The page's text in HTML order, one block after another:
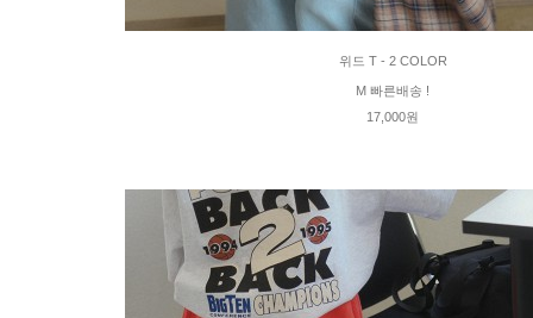
위드 T - 2 COLOR
M 빠른배송 !
17,000원